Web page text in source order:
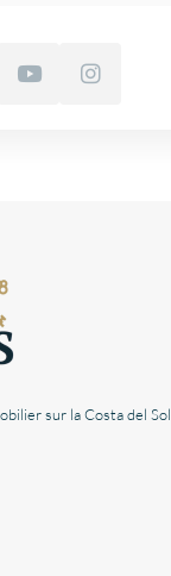
sur la Costa del Sol